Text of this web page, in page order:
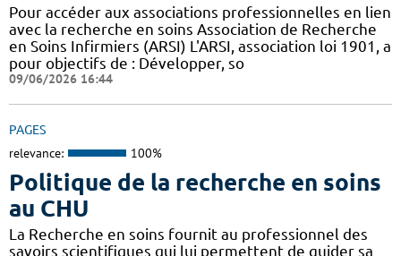
Pour accéder aux associations professionnelles en lien
avec la recherche en soins Association de Recherche
en Soins Infirmiers (ARSI) L'ARSI, association loi 1901, a
pour objectifs de : Développer, so
09/06/2026 16:44
PAGES
relevance: 100%
Politique de la recherche en soins
au CHU
La Recherche en soins fournit au professionnel des
savoirs scientifiques qui lui permettent de guider sa